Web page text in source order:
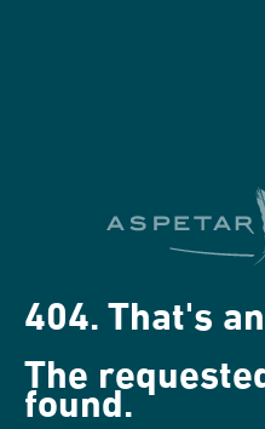
404. That's
The
found.